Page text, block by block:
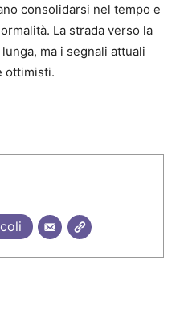
consolidarsi nel tempo e
La strada verso la
ma i segnali attuali
ottimisti.